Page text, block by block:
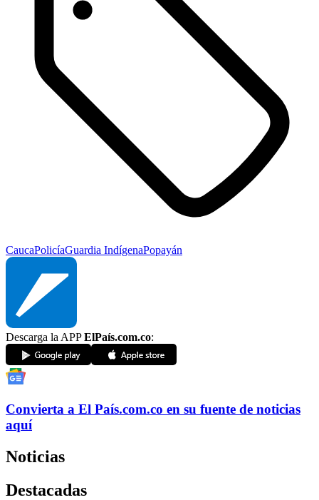
CaucaPolicíaGuardia IndígenaPopayán
Descarga la APPElPaís.com.co:
Convierta a El País.com.co en su fuente de noticias
aquí
Noticias
Destacadas